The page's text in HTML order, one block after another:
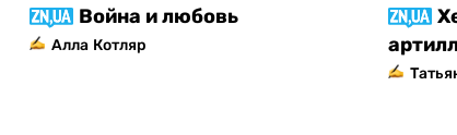
Война и любовь
Алла Котляр